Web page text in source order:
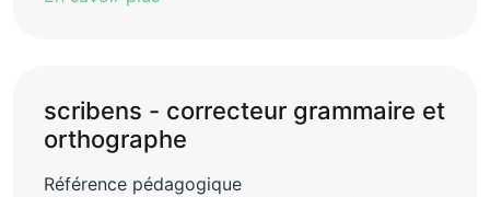
scribens - correcteur grammaire et
orthographe
Référence pédagogique